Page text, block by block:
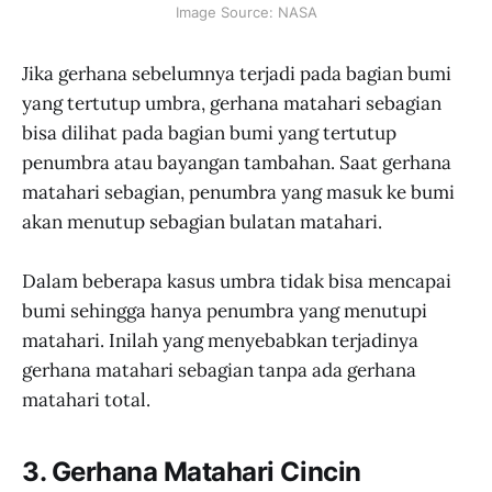
Image Source: NASA
Jika gerhana sebelumnya terjadi pada bagian bumi
yang tertutup umbra, gerhana matahari sebagian
bisa dilihat pada bagian bumi yang tertutup
penumbra atau bayangan tambahan. Saat gerhana
matahari sebagian, penumbra yang masuk ke bumi
akan menutup sebagian bulatan matahari.
Dalam beberapa kasus umbra tidak bisa mencapai
bumi sehingga hanya penumbra yang menutupi
matahari. Inilah yang menyebabkan terjadinya
gerhana matahari sebagian tanpa ada gerhana
matahari total.
3. Gerhana Matahari Cincin